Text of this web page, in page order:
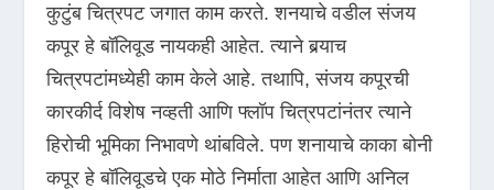
कुटुंब चित्रपट जगात काम करते. शनयाचे वडील संजय
कपूर हे बॉलिवूड नायकही आहेत. त्याने बर्‍याच
चित्रपटांमध्येही काम केले आहे. तथापि, संजय कपूरची
कारकीर्द विशेष नव्हती आणि फ्लॉप चित्रपटांनंतर त्याने
हिरोची भूमिका निभावणे थांबविले. पण शनायाचे काका बोनी
कपूर हे बॉलिवूडचे एक मोठे निर्माता आहेत आणि अनिल